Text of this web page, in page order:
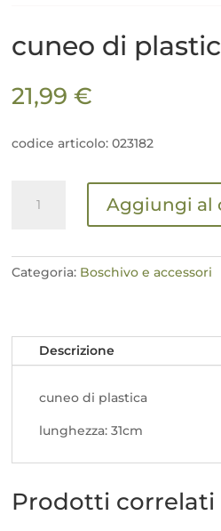
cuneo di
21,99€
codice articolo: 023182
quantità
Aggiungi al
Categoria: Boschivo e accessori
Descrizione
cuneo di plastica
lunghezza: 31cm
Prodotti correlati